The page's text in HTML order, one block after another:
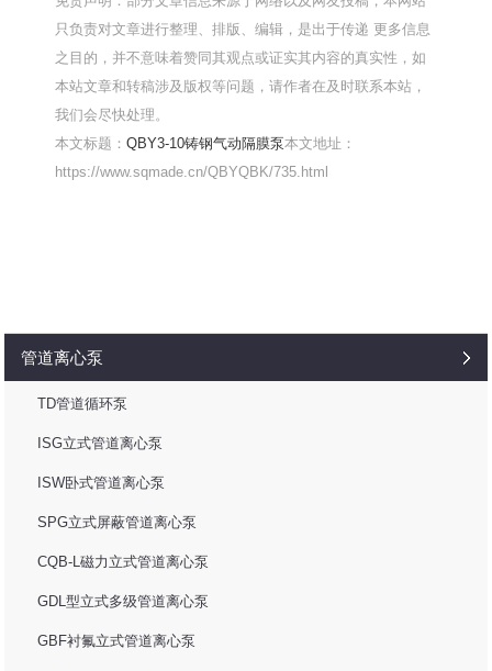
只负责对文章进行整理、排版、编辑，是出于传递 更多信息
之目的，并不意味着赞同其观点或证实其内容的真实性，如
本站文章和转稿涉及版权等问题，请作者在及时联系本站，
我们会尽快处理。
本文标题：QBY3-10铸钢气动隔膜泵本文地址：
https://www.sqmade.cn/QBYQBK/735.html
管道离心泵
TD管道循环泵
ISG立式管道离心泵
ISW卧式管道离心泵
SPG立式屏蔽管道离心泵
CQB-L磁力立式管道离心泵
GDL型立式多级管道离心泵
GBF衬氟立式管道离心泵